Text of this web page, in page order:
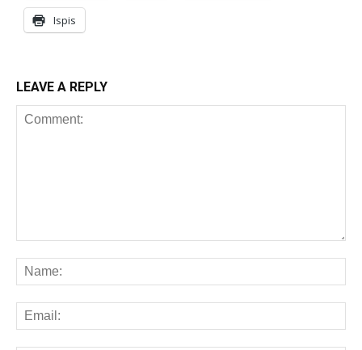
Ispis
LEAVE A REPLY